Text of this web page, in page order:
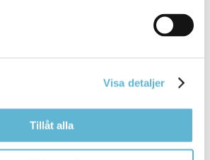
Visa detaljer
Tillåt alla
samt bålets storlek. Observera